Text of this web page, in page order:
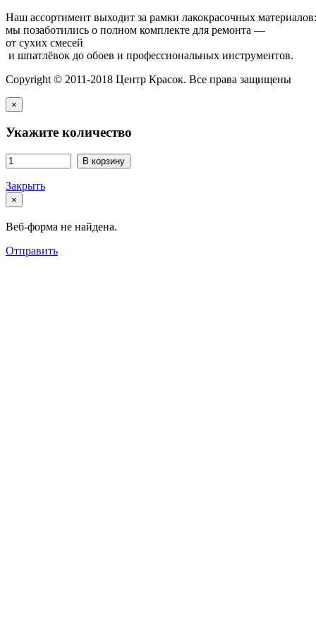
Наш ассортимент выходит за рамки лакокрасочных
мы позаботились о полном комплекте для ремонта —
от сухих смесей
и шпатлёвок до обоев и профессиональных инструментов.
Copyright © 2011-2018 Центр Красок. Все права защищены
×
Укажите количество
В корзину
Закрыть
×
Веб-форма не найдена.
Отправить